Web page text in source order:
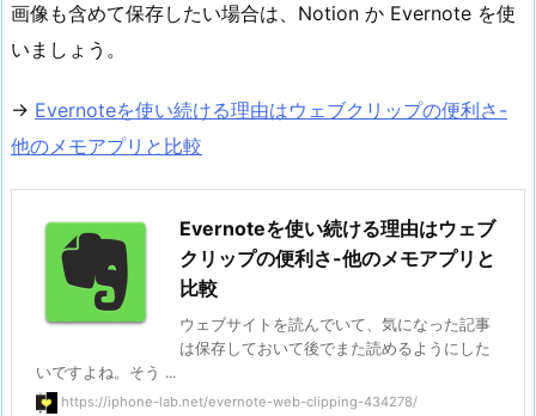
画像も含めて保存したい場合は、Notion か Evernote を使
いましょう。
→ Evernoteを使い続ける理由はウェブクリップの便利さ-
他のメモアプリと比較
Evernoteを使い続ける理由はウェブ
クリップの便利さ-他のメモアプリと
比較
ウェブサイトを読んでいて、気になった記事
は保存しておいて後でまた読めるようにした
いですよね。そう ...
https://iphone-lab.net/evernote-web-clipping-434278/